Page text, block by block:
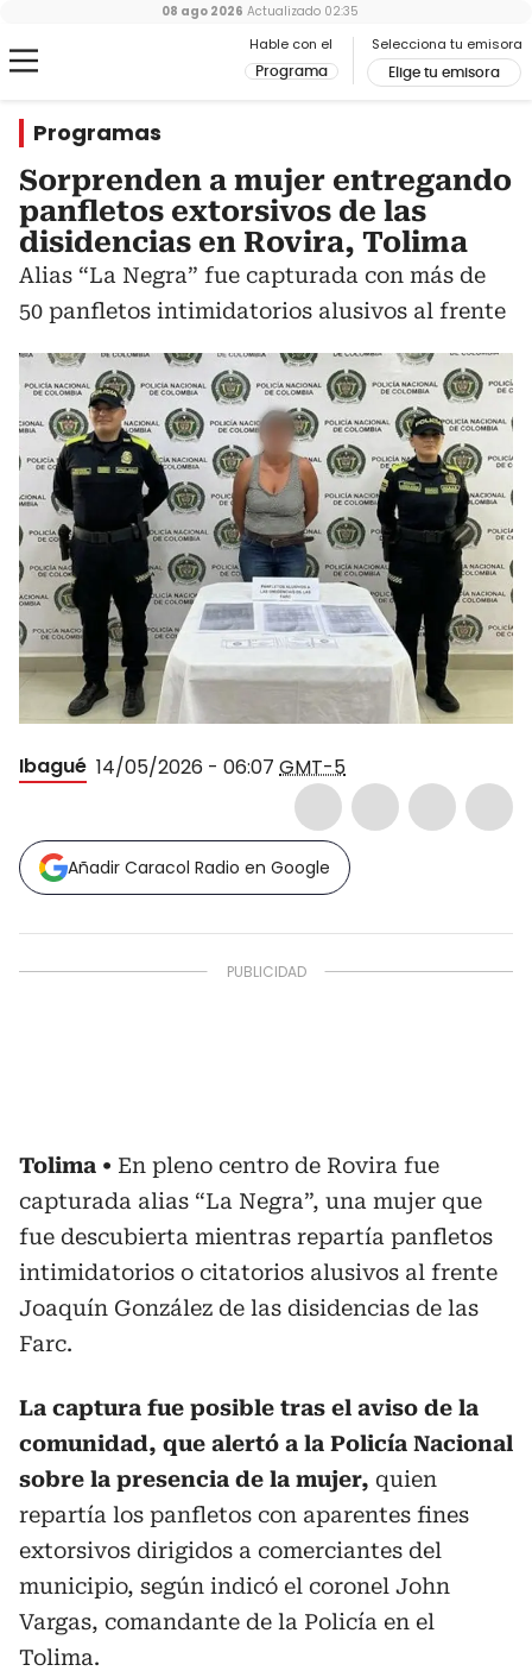
Hable con el
Programa
Selecciona tu emisora
Elige tu emisora
08 ago 2026 Actualizado 02:35
Programas
Sorprenden a mujer entregando
panfletos extorsivos de las
disidencias en Rovira, Tolima
Alias “La Negra” fue capturada con más de
50 panfletos intimidatorios alusivos al frente
Ibagué 14/05/2026 - 06:07 GMT-5
Añadir Caracol Radio en Google
Tolima
En pleno centro de Rovira fue
capturada alias “La Negra”, una mujer que
fue descubierta mientras repartía panfletos
intimidatorios o citatorios alusivos al frente
Joaquín González de las disidencias de las
Farc.
La captura fue posible tras el aviso de la
comunidad, que alertó a la Policía Nacional
sobre la presencia de la mujer, quien
repartía los panfletos con aparentes fines
extorsivos dirigidos a comerciantes del
municipio, según indicó el coronel John
Vargas, comandante de la Policía en el
Tolima.